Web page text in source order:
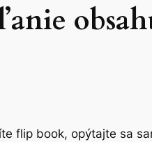
flip book, opýtajte sa